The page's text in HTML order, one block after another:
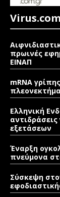
πρωινές
ΕΙΝΑΠ
mRNA
Ελληνική
εξετάσεων
Έναρξη
πνεύμονα
Σύσκεψη